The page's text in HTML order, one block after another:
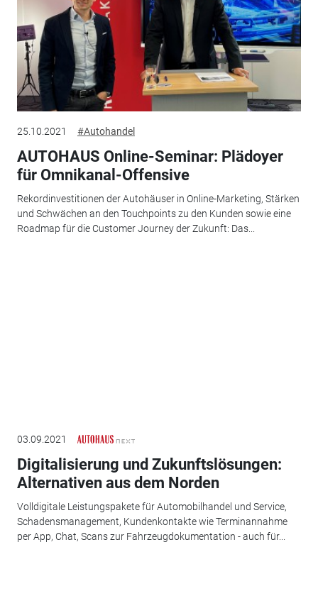
25.10.2021 #Autohandel
AUTOHAUS Online-Seminar: Plädoyer
für Omnikanal-Offensive
Rekordinvestitionen der Autohäuser in Online-Marketing, Stärken
und Schwächen an den Touchpoints zu den Kunden sowie eine
Roadmap für die Customer Journey der Zukunft: Das...
03.09.2021
Digitalisierung und Zukunftslösungen:
Alternativen aus dem Norden
Volldigitale Leistungspakete für Automobilhandel und Service,
Schadensmanagement, Kundenkontakte wie Terminannahme
per App, Chat, Scans zur Fahrzeugdokumentation - auch für...